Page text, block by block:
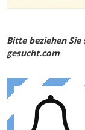
Bitte beziehen Sie
gesucht.com